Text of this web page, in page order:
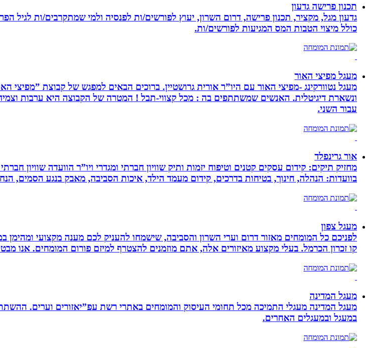
תכנון פרישה גדעון
גדעון מגל, מקציר, תכנון פרישה, דרום השרון, יעוץ לפורשים/ות לפנסיה ולמי שמתקרבים/ות לגיל
כולל מיצוי הטבות המס המגיעות לפורשים/ות.
מעגל מפיצי האור
מעגל נטוורקינג -מפיצי האור עם היו”ר אורית גרושטיין. ברוכים הבאים למפגש של קבוצת ”מפיצי
ונשארת דיגיטלית. האנשים שמשתתפים בה : מכל קצווי-תבל ! המטרה של הקבוצה היא ערבות
עבור השני.
אור גרינפלד
מחזיק תיקים: קידום עסקים קטנים וטיפוח יזמות ותיק שוויון חברתי ומגדרי ויו”ר הוועדה שוויון
בוועדות: הנהלה, חינוך, בטיחות בדרכים, קידום מעמד הילד, איכות הסביבה, מאבק בנגע הסמים,
מעגל צפון
לפניכם כל המומחים מאזור דרום וערי השרון והסביבה, שישמחו להעניק לכם מענה מקצועי ומהימן
קו זכרון הכרמל. בעלי מקצוע מאיזורים אלה, אתם מוזמנים להצטרף למיזם פורום המומחים. אנו
מעגל המדינה
מעגל המדינה מעגלי התמיכה מכל תחומי העיסוק והמומחים באתרי רשת עפ”יאזורים וערים.
במעגל ובמעגלים האחרים.